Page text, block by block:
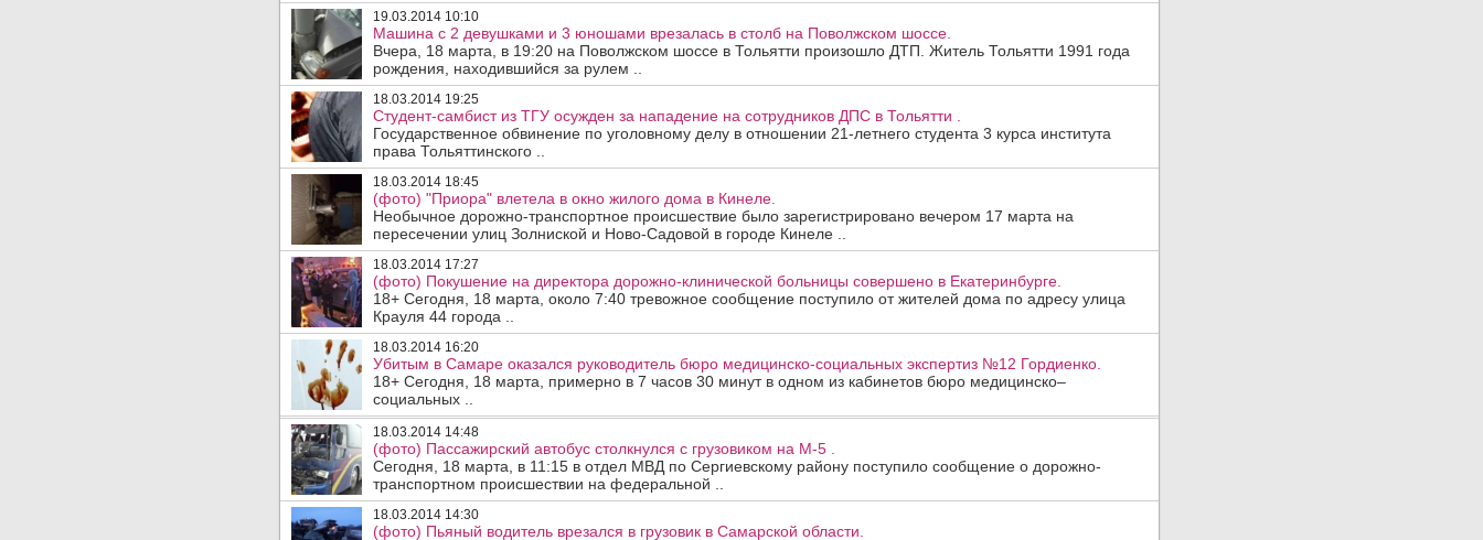
19.03.2014 10:10
Машина с 2 девушками и 3 юношами врезалась в столб на Поволжском шоссе.
Вчера, 18 марта, в 19:20 на Поволжском шоссе в Тольятти произошло ДТП. Житель Тольятти 1991 года
рождения, находившийся за рулем ..
18.03.2014 19:25
Студент-самбист из ТГУ осужден за нападение на сотрудников ДПС в Тольятти .
Государственное обвинение по уголовному делу в отношении 21-летнего студента 3 курса института
права Тольяттинского ..
18.03.2014 18:45
(фото) "Приора" влетела в окно жилого дома в Кинеле.
Необычное дорожно-транспортное происшествие было зарегистрировано вечером 17 марта на
пересечении улиц Золниской и Ново-Садовой в городе Кинеле ..
18.03.2014 17:27
(фото) Покушение на директора дорожно-клинической больницы совершено в Екатеринбурге.
18+ Сегодня, 18 марта, около 7:40 тревожное сообщение поступило от жителей дома по адресу улица
Крауля 44 города ..
18.03.2014 16:20
Убитым в Самаре оказался руководитель бюро медицинско-социальных экспертиз №12 Гордиенко.
18+ Сегодня, 18 марта, примерно в 7 часов 30 минут в одном из кабинетов бюро медицинско–
социальных ..
18.03.2014 14:48
(фото) Пассажирский автобус столкнулся с грузовиком на М-5 .
Сегодня, 18 марта, в 11:15 в отдел МВД по Сергиевскому району поступило сообщение о дорожно-
транспортном происшествии на федеральной ..
18.03.2014 14:30
(фото) Пьяный водитель врезался в грузовик в Самарской области.